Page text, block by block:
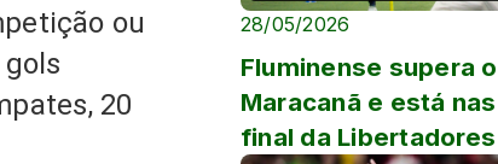
ou
20
28/05/2026
Fluminense supera
Maracanã e está
final da Libertadores